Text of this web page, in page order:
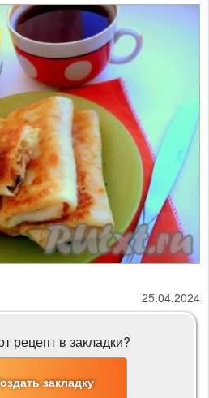
25.04.2024
рецепт в закладки?
закладку